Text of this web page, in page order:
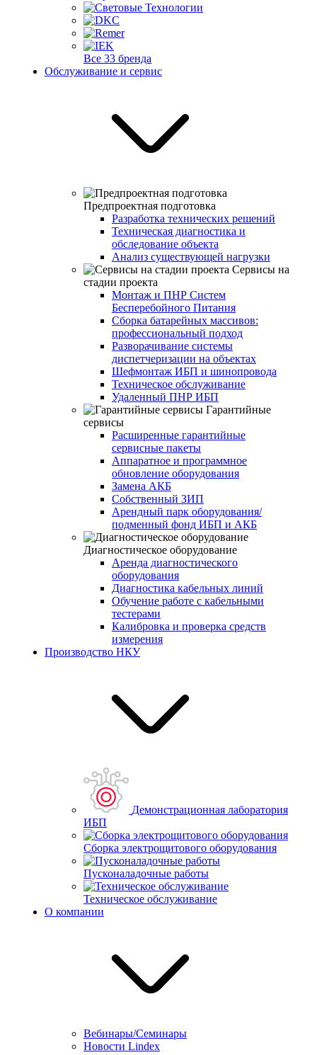
Все 33 бренда
Обслуживание и сервис
Предпроектная подготовка
Разработка технических решений
Техническая диагностика и
обследование объекта
Анализ существующей нагрузки
Сервисы на
стадии проекта
Монтаж и ПНР Систем
Бесперебойного Питания
Сборка батарейных массивов:
профессиональный подход
Разворачивание системы
диспетчеризации на объектах
Шефмонтаж ИБП и шинопровода
Техническое обслуживание
Удаленный ПНР ИБП
Гарантийные
сервисы
Расширенные гарантийные
сервисные пакеты
Аппаратное и программное
обновление оборудования
Замена АКБ
Собственный ЗИП
Арендный парк оборудования/
подменный фонд ИБП и АКБ
Диагностическое оборудование
Аренда диагностического
оборудования
Диагностика кабельных линий
Обучение работе с кабельными
тестерами
Калибровка и проверка средств
измерения
Производство НКУ
Демонстрационная лаборатория
ИБП
Сборка электрощитового оборудования
Пусконаладочные работы
Техническое обслуживание
О компании
Вебинары/Семинары
Новости Lindex